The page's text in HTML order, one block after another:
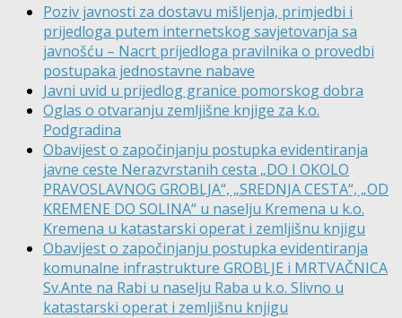
Poziv javnosti za dostavu mišljenja, primjedbi i
prijedloga putem internetskog savjetovanja sa
javnošću – Nacrt prijedloga pravilnika o provedbi
postupaka jednostavne nabave
Javni uvid u prijedlog granice pomorskog dobra
Oglas o otvaranju zemljišne knjige za k.o.
Podgradina
Obavijest o započinjanju postupka evidentiranja
javne ceste Nerazvrstanih cesta „DO I OKOLO
PRAVOSLAVNOG GROBLJA“, „SREDNJA CESTA“, „OD
KREMENE DO SOLINA“ u naselju Kremena u k.o.
Kremena u katastarski operat i zemljišnu knjigu
Obavijest o započinjanju postupka evidentiranja
komunalne infrastrukture GROBLJE i MRTVAČNICA
Sv.Ante na Rabi u naselju Raba u k.o. Slivno u
katastarski operat i zemljišnu knjigu